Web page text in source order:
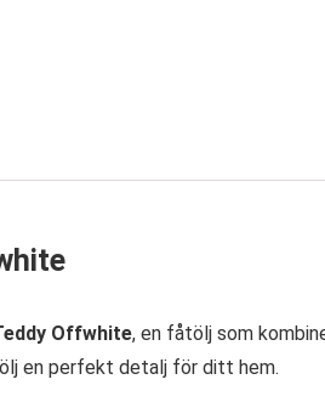
Offwhite, en fåtölj som
en perfekt detalj för ditt hem.